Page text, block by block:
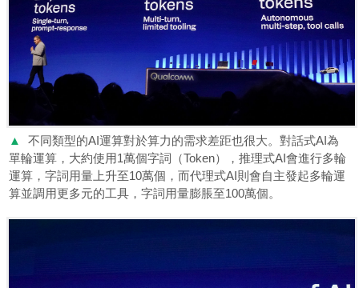
▲
不同類型的AI運算對於算力的需求差距也很大。對話式AI為
單輪運算，大約使用1萬個字詞（Token），推理式AI會進行多輪
運算，字詞用量上升至10萬個，而代理式AI則會自主發起多輪運
算並調用更多元的工具，字詞用量膨脹至100萬個。